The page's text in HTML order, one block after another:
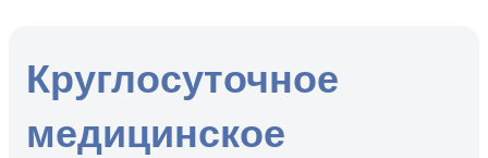
Круглосуточное
медицинское